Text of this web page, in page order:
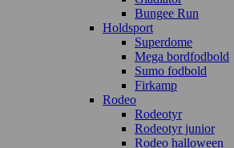
Bungee Run
Holdsport
Superdome
Mega bordfodbold
Sumo fodbold
Firkamp
Rodeo
Rodeotyr
Rodeotyr junior
Rodeo halloween